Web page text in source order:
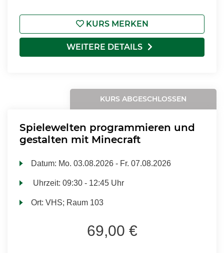
KURS MERKEN
WEITERE DETAILS
KURS ABGESCHLOSSEN
Spielewelten programmieren und
gestalten mit Minecraft
Datum: Mo. 03.08.2026 - Fr. 07.08.2026
Uhrzeit:09:30 - 12:45 Uhr
Ort:VHS; Raum 103
69,00 €